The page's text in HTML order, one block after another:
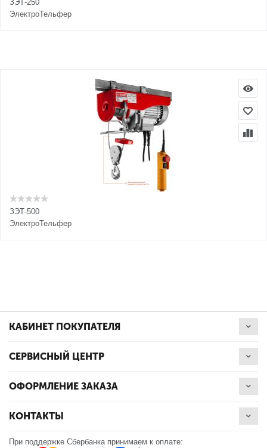
ЗЭТ-250
ЭлектроТельфер
ЗЭТ-500
ЭлектроТельфер
КАБИНЕТ ПОКУПАТЕЛЯ
СЕРВИСНЫЙ ЦЕНТР
ОФОРМЛЕНИЕ ЗАКАЗА
КОНТАКТЫ
При поддержке Сбербанка принимаем к оплате: